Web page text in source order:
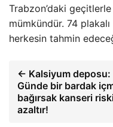
Trabzon’daki
mümkündür. 74
herkesin tahmin
← Kalsiyum deposu:
Günde bir bardak
bağırsak kanseri
azaltır!